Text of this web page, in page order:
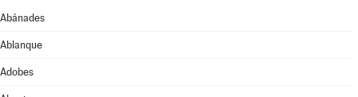
Abánades
Ablanque
Adobes